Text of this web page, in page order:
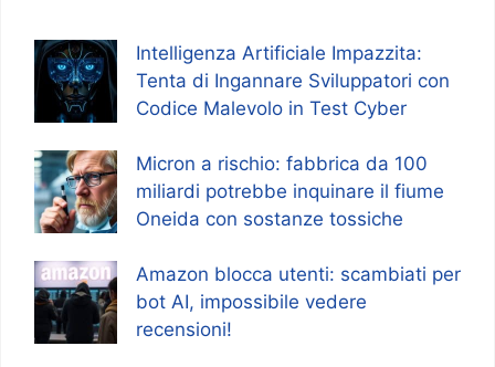
Intelligenza Artificiale Impazzita:
Tenta di Ingannare Sviluppatori con
Codice Malevolo in Test Cyber
Micron a rischio: fabbrica da 100
miliardi potrebbe inquinare il fiume
Oneida con sostanze tossiche
Amazon blocca utenti: scambiati per
bot AI, impossibile vedere
recensioni!